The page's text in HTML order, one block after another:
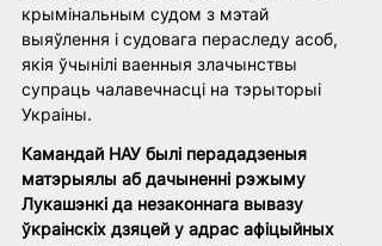
крымінальным судом з мэтай
выяўлення і судовага пераследу асоб,
якія ўчынілі ваенныя злачынствы
супраць чалавечнасці на тэрыторыі
Украіны.
Камандай НАУ былі перададзеныя
матэрыялы аб дачыненні рэжыму
Лукашэнкі да незаконнага вывазу
ўкраінскіх дзяцей у адрас афіцыйных